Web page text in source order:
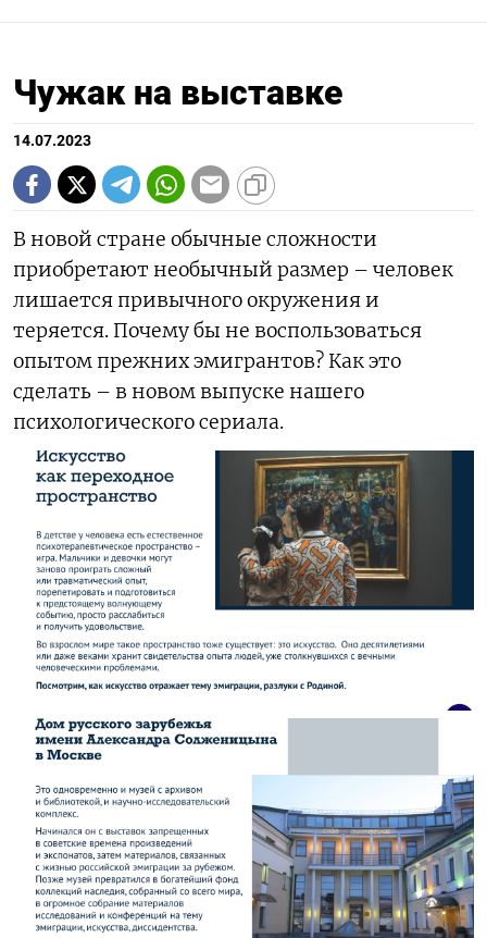
Чужак на выставке
14.07.2023
В новой стране обычные сложности
приобретают необычный размер – человек
лишается привычного окружения и
теряется. Почему бы не воспользоваться
опытом прежних эмигрантов? Как это
сделать – в новом выпуске нашего
психологического сериала.